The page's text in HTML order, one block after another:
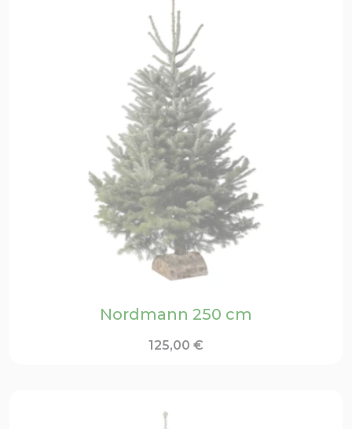
Nordmann 250 cm
125,00 €